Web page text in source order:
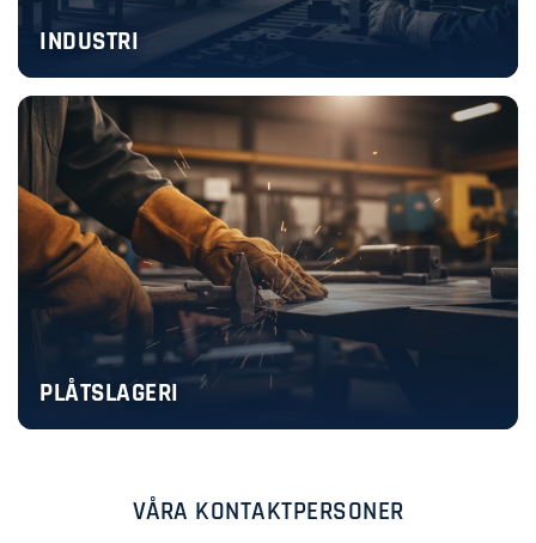
INDUSTRI
PLÅTSLAGERI
VÅRA KONTAKTPERSONER